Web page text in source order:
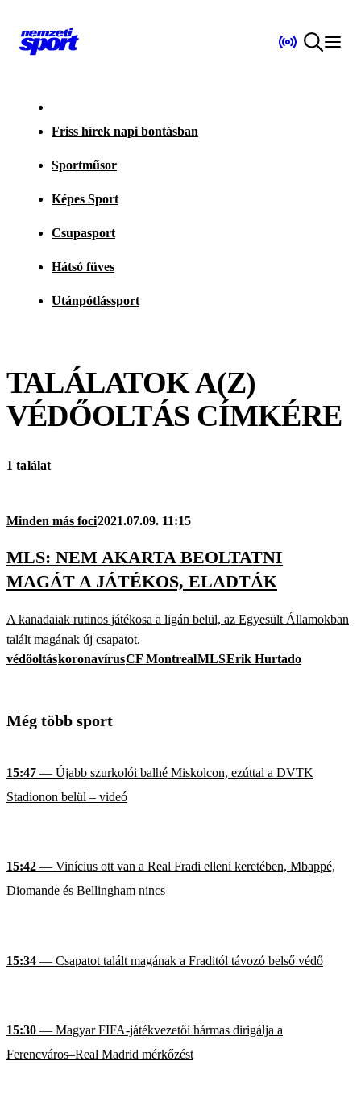
Friss hírek napi bontásban
Sportműsor
Képes Sport
Csupasport
Hátsó füves
Utánpótlássport
TALÁLATOK A(Z)
VÉDŐOLTÁS CÍMKÉRE
1 találat
Minden más foci2021.07.09. 11:15
MLS: NEM AKARTA BEOLTATNI
MAGÁT A JÁTÉKOS, ELADTÁK
A kanadaiak rutinos játékosa a ligán belül, az Egyesült Államokban
talált magának új csapatot.
védőoltáskoronavírusCF MontrealMLSErik Hurtado
Még több sport
15:47 — Újabb szurkolói balhé Miskolcon, ezúttal a DVTK
Stadionon belül – videó
15:42 — Vinícius ott van a Real Fradi elleni keretében, Mbappé,
Diomande és Bellingham nincs
15:34 — Csapatot talált magának a Fraditól távozó belső védő
15:30 — Magyar FIFA-játékvezetői hármas dirigálja a
Ferencváros–Real Madrid mérkőzést